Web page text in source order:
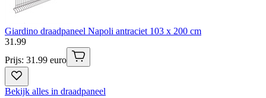
Giardino draadpaneel Napoli antraciet 103 x 200 cm
31 .99
Prijs: 31.99 euro
Bekijk alles in draadpaneel